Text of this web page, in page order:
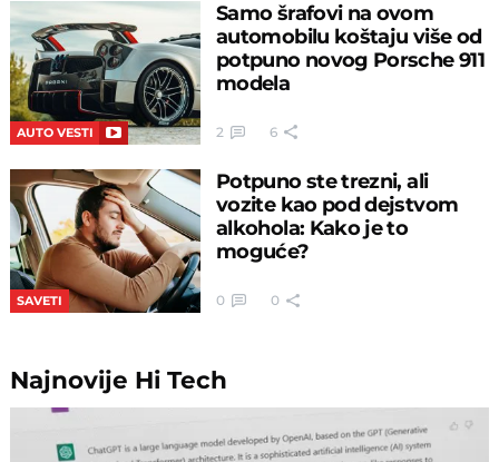
AUTO VESTI
Samo šrafovi na ovom
automobilu koštaju više od
potpuno novog Porsche 911
modela
2 6
SAVETI
Potpuno ste trezni, ali
vozite kao pod dejstvom
alkohola: Kako je to
moguće?
0 0
Najnovije Hi Tech